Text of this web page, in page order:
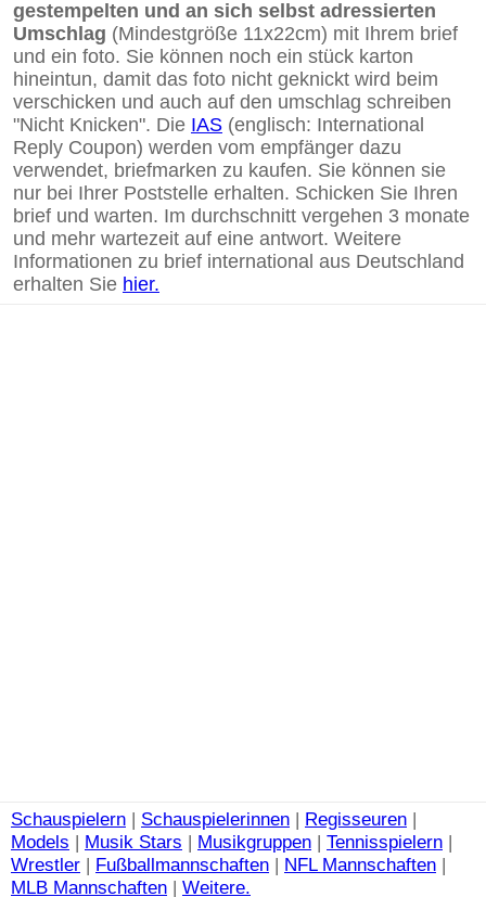
gestempelten und an sich selbst adressierten
Umschlag (Mindestgröße 11x22cm) mit Ihrem brief
und ein foto. Sie können noch ein stück karton
hineintun, damit das foto nicht geknickt wird beim
verschicken und auch auf den umschlag schreiben
"Nicht Knicken". Die IAS (englisch: International
Reply Coupon) werden vom empfänger dazu
verwendet, briefmarken zu kaufen. Sie können sie
nur bei Ihrer Poststelle erhalten. Schicken Sie Ihren
brief und warten. Im durchschnitt vergehen 3 monate
und mehr wartezeit auf eine antwort. Weitere
Informationen zu brief international aus Deutschland
erhalten Sie hier.
Schauspielern | Schauspielerinnen | Regisseuren |
Models | Musik Stars | Musikgruppen | Tennisspielern |
Wrestler | Fußballmannschaften | NFL Mannschaften |
MLB Mannschaften | Weitere.